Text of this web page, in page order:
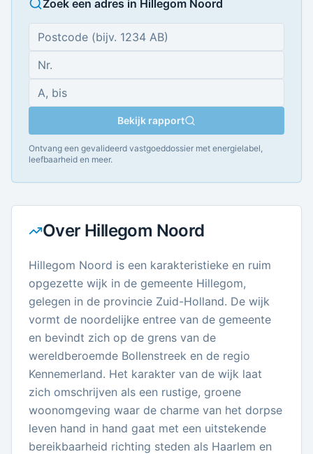
Zoek een adres in Hillegom Noord
Bekijk rapport
Ontvang een gevalideerd vastgoeddossier met energielabel,
leefbaarheid en meer.
Over Hillegom Noord
Hillegom Noord is een karakteristieke en ruim
opgezette wijk in de gemeente Hillegom,
gelegen in de provincie Zuid-Holland. De wijk
vormt de noordelijke entree van de gemeente
en bevindt zich op de grens van de
wereldberoemde Bollenstreek en de regio
Kennemerland. Het karakter van de wijk laat
zich omschrijven als een rustige, groene
woonomgeving waar de charme van het dorpse
leven hand in hand gaat met een uitstekende
bereikbaarheid richting steden als Haarlem en